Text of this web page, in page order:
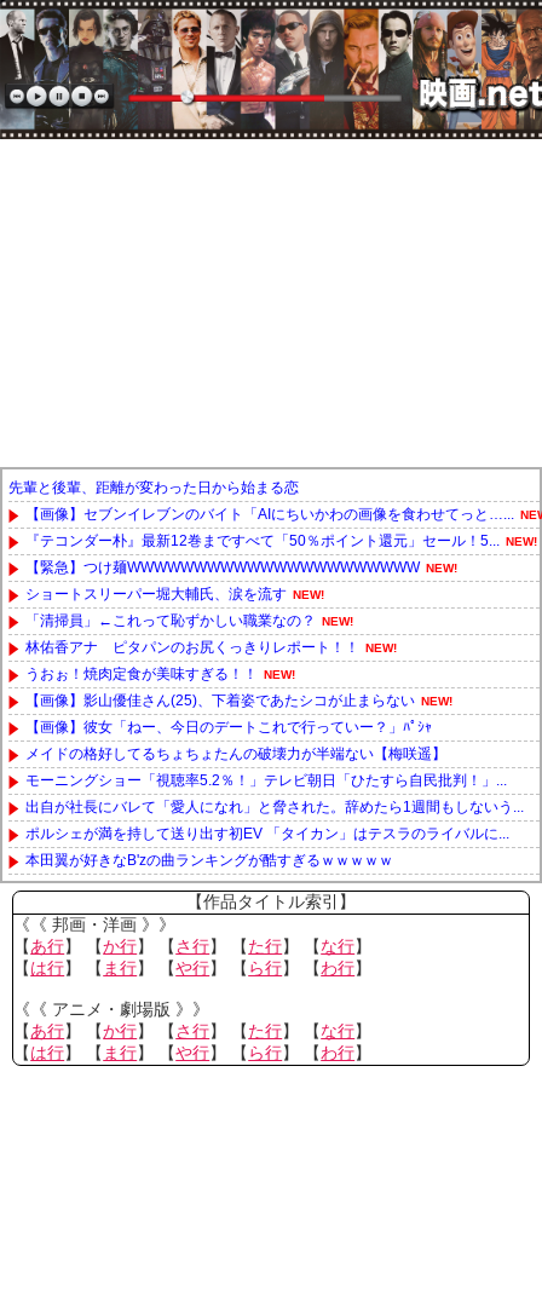
先輩と後輩、距離が変わった日から始まる恋
【画像】セブンイレブンのバイト「AIにちいかわの画像を食わせてっと…...
『テコンダー朴』最新12巻まですべて「50％ポイント還元」セール！5... NEW!
【緊急】つけ麺WWWWWWWWWWWWWWWWWWWWWW NEW!
ショートスリーパー堀大輔氏、涙を流す NEW!
「清掃員」←これって恥ずかしい職業なの？ NEW!
林佑香アナ ピタパンのお尻くっきりレポート！！ NEW!
うおぉ！焼肉定食が美味すぎる！！ NEW!
【画像】影山優佳さん(25)、下着姿であたシコが止まらない NEW!
【画像】彼女「ねー、今日のデートこれで行っていー？」ﾊﾟｼｬ
メイドの格好してるちょちょたんの破壊力が半端ない【梅咲遥】
モーニングショー「視聴率5.2％！」テレビ朝日「ひたすら自民批判！」...
出自が社長にバレて「愛人になれ」と脅された。辞めたら1週間もしないう...
ポルシェが満を持して送り出す初EV 「タイカン」はテスラのライバルに...
本田翼が好きなB'zの曲ランキングが酷すぎるｗｗｗｗｗ
Powered by livedoor 相互RSS
【作品タイトル索引】
《《 邦画・洋画 》》
【あ行】 【か行】 【さ行】 【た行】 【な行】
【は行】 【 ま行】 【や行】 【 ら行】 【わ行】
《《 アニメ・劇場版 》》
【あ行】 【か行】 【さ行】 【た行】 【な行】
【は行】 【 ま行】 【や行】 【 ら行】 【わ行】